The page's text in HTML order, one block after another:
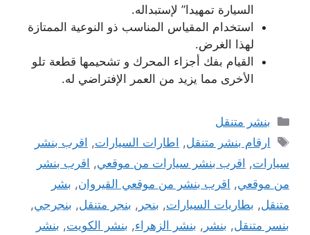
السيارة تمهيدا” لإستبداله.
استخدام المقياس المناسب ذو النوعية الممتازة
لهذا الغرض.
القيام بفك أجزاء المحرك و تشحيمها قطعة تلو
الأخرى مما يزيد من العمر الإفتراضي له.
التصنيفات
بنشر متنقل
الوسوم
ارقام بنشر متنقل, اطارات السيارات, اقرب بنشر
سيارات, اقرب بنشر سيارات من موقعي, اقرب بنشر
من موقعي, اقرب بنشر من موقعي القيروان, بشر
متنقل, بطاريات السيارات, بنجر , بنجر متنقل, بنجرجي,
بنسر متنقل, بنشر , بنشر الزهراء, بنشر الكويت, بنشر